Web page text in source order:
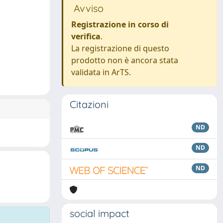
Avviso
Registrazione in corso di
verifica.
La registrazione di questo
prodotto non è ancora stata
validata in ArTS.
Citazioni
ND
ND
ND
social impact